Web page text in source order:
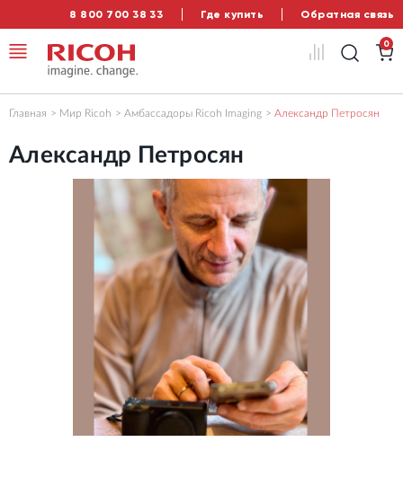
8 800 700 38 33 Где купить Обратная связь
0
Главная Мир Ricoh Амбассадоры Ricoh Imaging Александр Петросян
Александр Петросян